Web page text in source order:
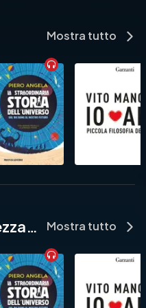
Mostra tutto
Potresti anche apprezzare... Mostra tutto